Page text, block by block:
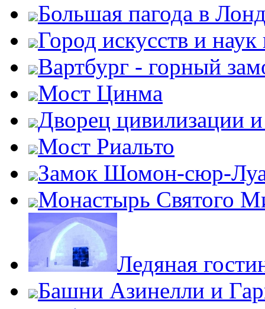
Большая пагода в
Город искусств и
Вартбург - горный
Мост Цинма
Дворец цивилизации и
Мост Риальто
Замок Шомон-сюр-
Монастырь Святого
Ледяная
Башни Азинелли и